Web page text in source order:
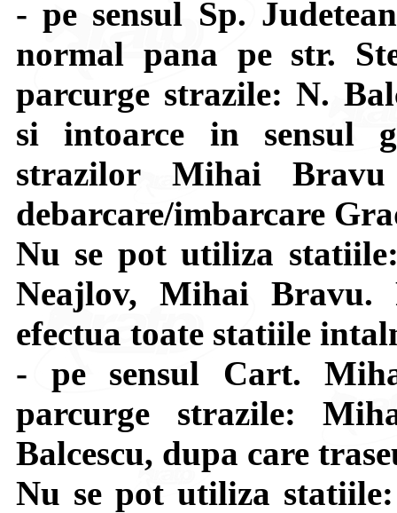
- pe sensul Sp.
normal pana pe str.
parcurge strazile: N.
si intoarce in sensul
strazilor Mihai
debarcare/imbarcare
Nu se pot utiliza
Neajlov, Mihai Bravu.
efectua toate statiile
- pe sensul Cart.
parcurge strazile:
Balcescu, dupa care
Nu se pot utiliza